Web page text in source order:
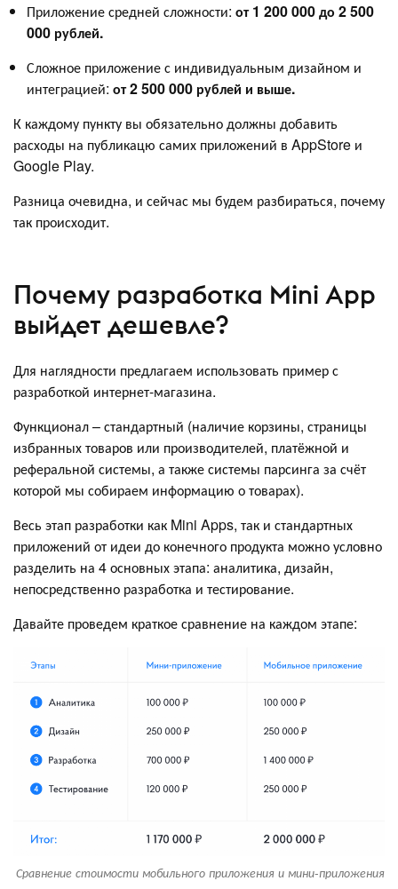
Приложение средней сложности: от 1 200 000 до 2 500
000 рублей.
Сложное приложение с индивидуальным дизайном и
интеграцией: от 2 500 000 рублей и выше.
К каждому пункту вы обязательно должны добавить
расходы на публикацю самих приложений в AppStore и
Google Play.
Разница очевидна, и сейчас мы будем разбираться, почему
так происходит.
Почему разработка Mini App
выйдет дешевле?
Для наглядности предлагаем использовать пример с
разработкой интернет-магазина.
Функционал – стандартный (наличие корзины, страницы
избранных товаров или производителей, платёжной и
реферальной системы, а также системы парсинга за счёт
которой мы собираем информацию о товарах).
Весь этап разработки как Mini Apps, так и стандартных
приложений от идеи до конечного продукта можно условно
разделить на 4 основных этапа: аналитика, дизайн,
непосредственно разработка и тестирование.
Давайте проведем краткое сравнение на каждом этапе:
Сравнение стоимости мобильного приложения и мини-приложения